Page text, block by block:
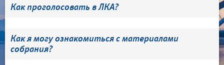
Как проголосовать в ЛКА?
Как я могу ознакомиться с материалами
собрания?